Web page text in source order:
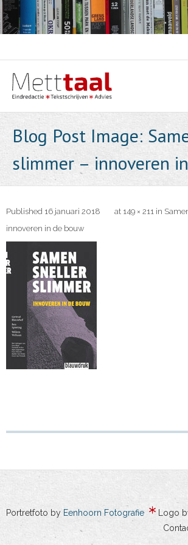
Skip
to
content
Blog Post Image:
slimmer – innoveren
Published 16 januari 2018 at 149 × 211 in
innoveren in de bouw
Portretfoto by Eenhoorn Fotografie Logo